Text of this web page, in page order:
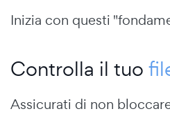
Inizia con questi
Controlla il tuo
Assicurati di non